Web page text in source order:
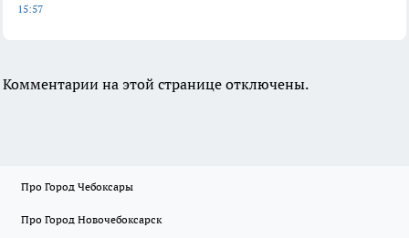
15:57
Комментарии на этой странице отключены.
Про Город Чебоксары
Про Город Новочебоксарск